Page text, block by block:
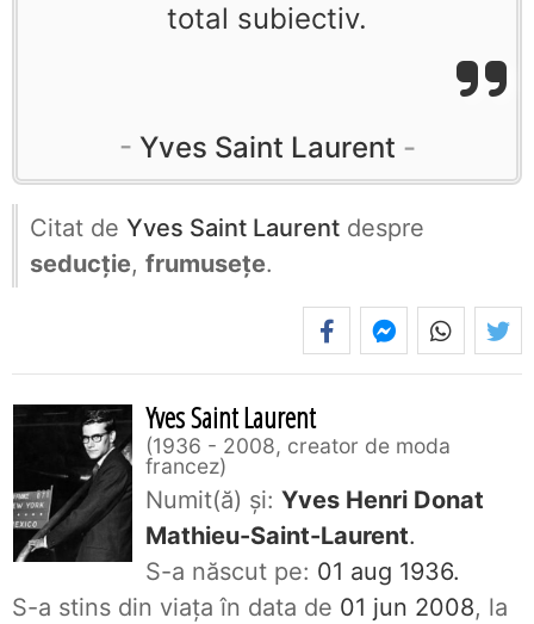
total subiectiv.
Yves Saint Laurent
Citat de Yves Saint Laurent despre
seducție, frumusețe.
Yves Saint Laurent
1936 - 2008, creator de moda
francez
Numit(ă) și: Yves Henri Donat
Mathieu-Saint-Laurent.
S-a născut pe: 01 aug 1936.
S-a stins din viaţa în data de 01 jun 2008, la